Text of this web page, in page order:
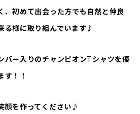
、初めて出会った方でも自然と仲良
る様に取り組んでいます♪
バー入りのチャンピオンTシャツを優
す！！
顔を作ってください♪